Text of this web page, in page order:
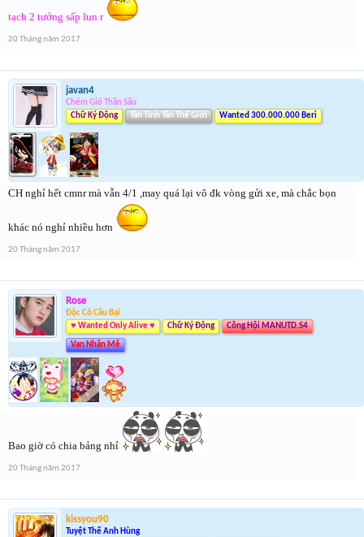
tạch 2 tưởng sấp lun r
20 Tháng năm 2017
javan4
Chém Gió Thần Sầu
Chữ Ký Động
Tân Tinh Tân Thế Giới Wanted 300.000.000 Beri
CH nghỉ hết cmnr mà vẫn 4/1 ,may quá lại vô đk vòng gửi xe, mà chắc bọn
khác nó nghỉ nhiều hơn
20 Tháng năm 2017
Rose
Độc Cô Cầu Bại
♥ Wanted Only Alive ♥
Chữ Ký Động Công Hội MANUTD.S4
Vạn Nhân Mê
Bao giờ có chia bảng nhỉ
20 Tháng năm 2017
kissyou90
Tuyệt Thế Anh Hùng